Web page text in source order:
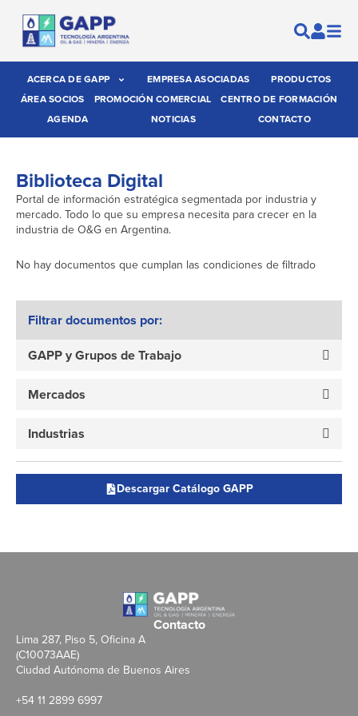
ACERCA DE GAPP EMPRESA ASOCIADAS
PRODUCTOS
ÁREA SOCIOS
PROMOCIÓN COMERCIAL
CENTRO DE FORMACIÓN
AGENDA
NOTICIAS CONTACTO
Filtrar documentos por:
GAPP y Grupos de Trabajo
Mercados
Industrias
Descargar Catálogo GAPP
Biblioteca Digital
Portal de información estratégica segmentada por industria y
mercado. Todo lo que su empresa necesita para crecer en la
industria de O&G en Argentina.
No hay documentos que cumplan las condiciones de filtrado
Contacto
Lima 287, Piso 5, Oficina A
(C10073AAE)
Ciudad Autónoma de Buenos Aires
+54 11 2899 6997